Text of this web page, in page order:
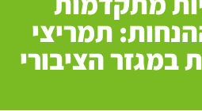
תמריצי
במגזר הציבורי